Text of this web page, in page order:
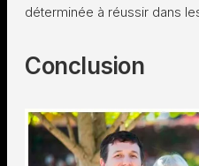
déterminée à réussir dans
Conclusion